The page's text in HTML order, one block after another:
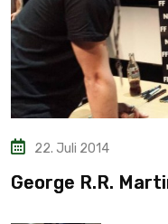
22. Juli 2014
George R.R.